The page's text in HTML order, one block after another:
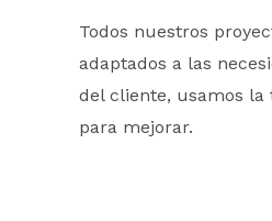
Todos nuestros
adaptados a las
del cliente, usamos la
para mejorar.